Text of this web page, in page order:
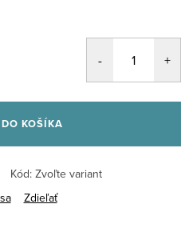
KOŠÍKA
Kód: Zvoľte variant
Zdieľať